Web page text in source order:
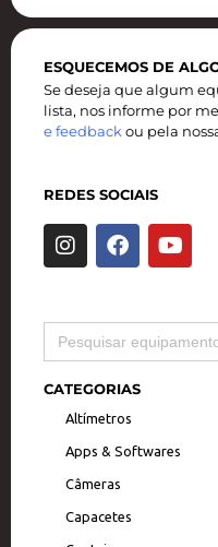
ESQUECEMOS DE
Se deseja que algum
lista, nos informe por
e feedback ou pela
REDES SOCIAIS
I
n
a
g
r
a
m
F
a
b
o
o
k
Y
o
u
b
e
Search
for:
CATEGORIAS
Altímetros
Apps & Softwares
Câmeras
Capacetes